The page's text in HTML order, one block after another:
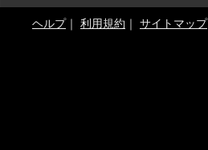
ヘルプ｜ 利用規約 ｜ サイトマップ